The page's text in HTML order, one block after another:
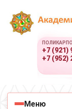
+7 (921)
+7 (952)
Меню